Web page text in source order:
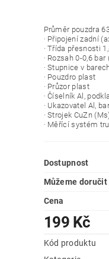
Průměr pouzdra
· Připojení zadní
· Třída přesnosti
· Rozsah 0-0,6 bar
· Stupnice v
· Pouzdro plast
· Průzor plast
· Číselník Al,
· Ukazovatel Al,
· Strojek CuZn
· Měřící systém
Dostupnost
Můžeme doručit
Cena
199 Kč
Kód produktu